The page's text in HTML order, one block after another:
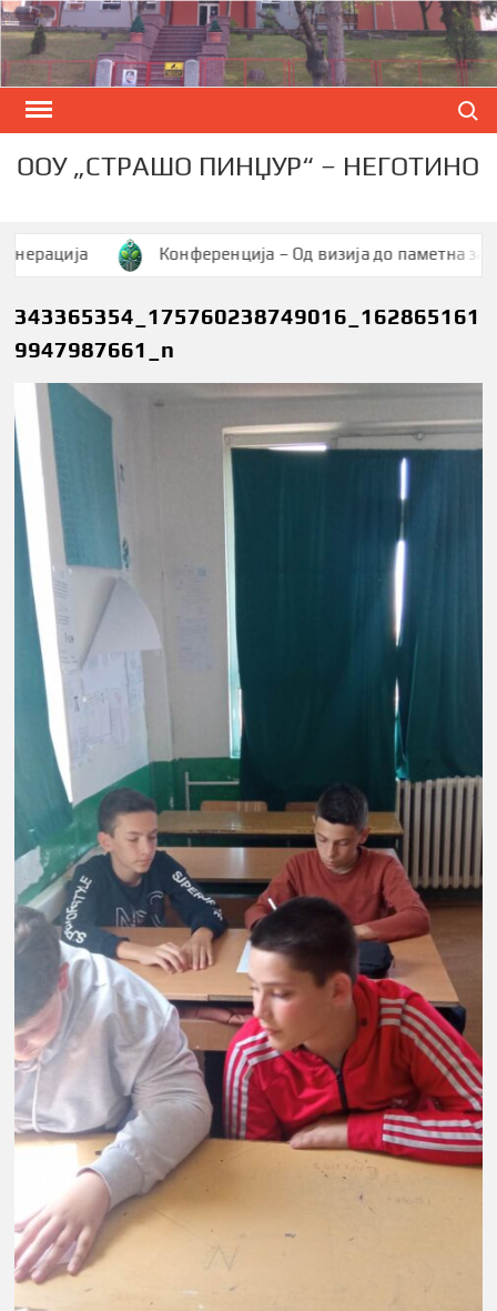
Skip
to
content
ООУ „СТРАШО ПИНЏУР“ – НЕГОТИНО
Конференција – Од визија до паметна заедница
343365354_175760238749016_162865161
9947987661_n